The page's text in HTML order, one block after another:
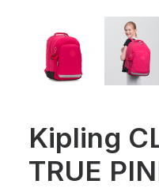
Kipling
TRUE